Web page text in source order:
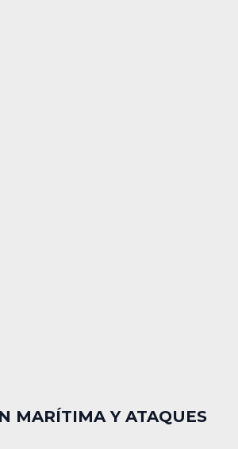
MARÍTIMA Y ATAQUES